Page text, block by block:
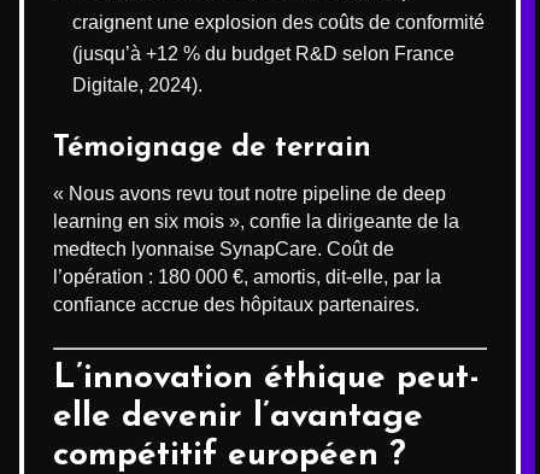
craignent une explosion des coûts de conformité
(jusqu’à +12 % du budget R&D selon France
Digitale, 2024).
Témoignage de terrain
« Nous avons revu tout notre pipeline de deep
learning en six mois », confie la dirigeante de la
medtech lyonnaise SynapCare. Coût de
l’opération : 180 000 €, amortis, dit-elle, par la
confiance accrue des hôpitaux partenaires.
L’innovation éthique peut-
elle devenir l’avantage
compétitif européen ?